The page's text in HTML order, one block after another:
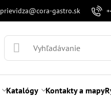
prievidza@cora-gastro.sk
Katalógy Kontakty a mapy